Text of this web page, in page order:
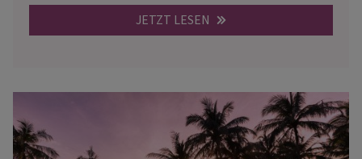
JETZT LESEN